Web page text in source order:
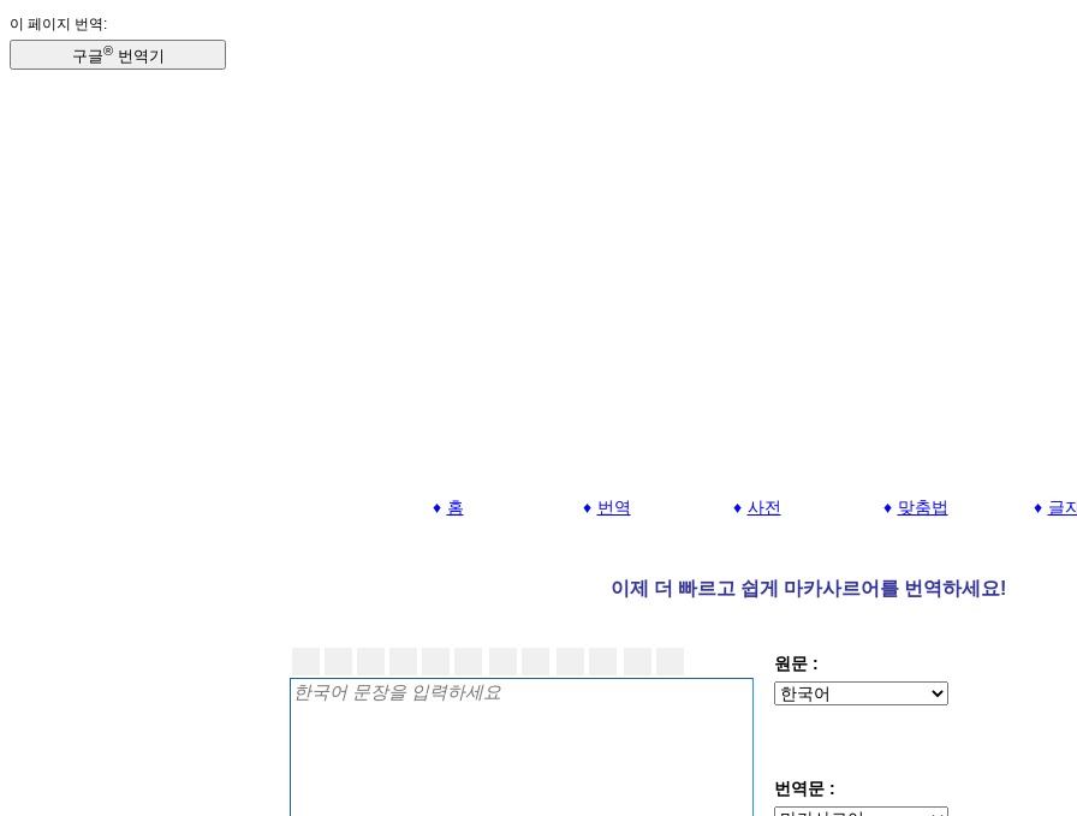
이 페이지 번역:
구글®번역기
홈 번역 사전 맞춤법 글
이제 더 빠르고 쉽게 마카사르어를 번역하세요!
원문 :
번역문 :